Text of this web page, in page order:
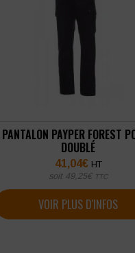
PANTALON PAYPER FOREST
DOUBLÉ
41,04€ HT
soit 49,25€ TTC
VOIR PLUS D'INFOS